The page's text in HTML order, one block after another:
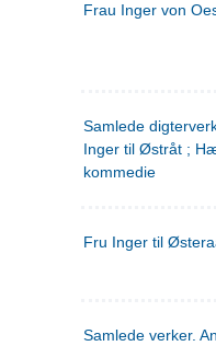
Frau Inger von
Samlede
Inger til Østråt ;
kommedie
Fru Inger til
Samlede verker.